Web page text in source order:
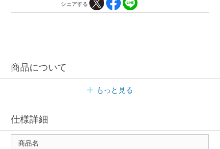
シェアする
商品について
もっと見る
仕様詳細
商品名